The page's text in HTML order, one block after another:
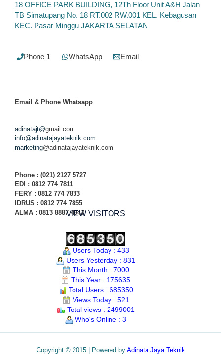
18 OFFICE PARK BUILDING, 12Th Floor Unit A&H Jalan
TB Simatupang No. 18 RT.002 RW.001 KEL. Kebagusan
KEC. Pasar Minggu JAKARTA SELATAN
Phone 1 WhatsApp Email
Email & Phone Whatsapp
adinatajt@gmail.com
info@adinatajayateknik.com
marketing@adinatajayateknik.com
Phone : (021) 2127 5727
EDI : 0812 774 7811
FERY : 0812 774 7833
IDRUS : 0812 774 7855
ALMA : 0813 8887 4047VIEW VISITORS
Users Today : 433
Users Yesterday : 831
This Month : 7000
This Year : 175635
Total Users : 685350
Views Today : 521
Total views : 2499001
Who's Online : 3
Copyright © 2015 | Powered by Adinata Jaya Teknik